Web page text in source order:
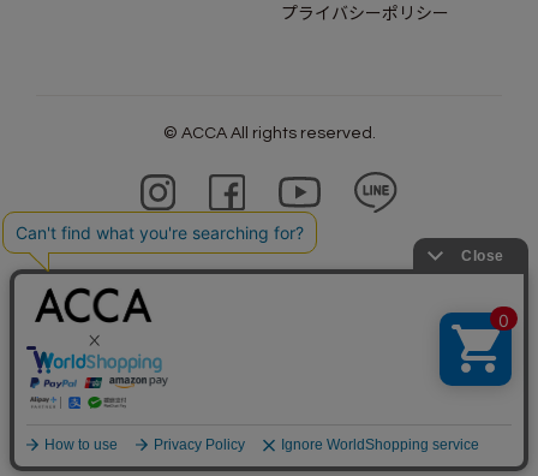
プライバシーポリシー
© ACCA All rights reserved.